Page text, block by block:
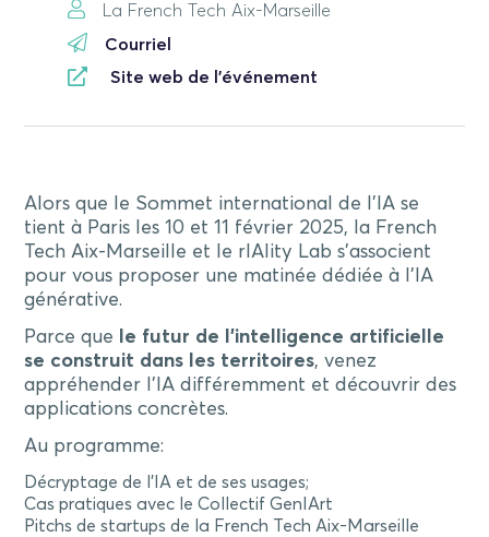
La French Tech Aix-Marseille
Courriel
Site web de l'événement
Alors que le Sommet international de l’IA se
tient à Paris les 10 et 11 février 2025, la French
Tech Aix-Marseille et le rIAlity Lab s’associent
pour vous proposer une matinée dédiée à l’IA
générative.
Parce que le futur de l’intelligence artificielle
se construit dans les territoires, venez
appréhender l’IA différemment et découvrir des
applications concrètes.
Au programme:
Décryptage de l’IA et de ses usages;
Cas pratiques avec le Collectif GenIArt
Pitchs de startups de la French Tech Aix-Marseille